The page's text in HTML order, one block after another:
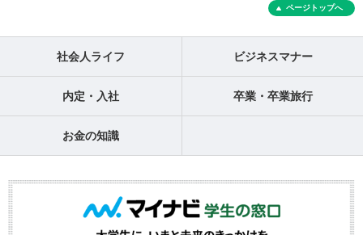
ページトップへ
社会人ライフ ビジネスマナー
内定・入社 卒業・卒業旅行
お金の知識